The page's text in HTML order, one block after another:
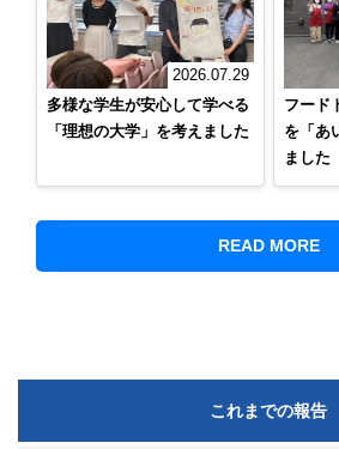
2026.07.29
多様な学生が安心して学べる
「理想の大学」を考えました
フード
を「あ
ました
READ MORE
これまでの報告